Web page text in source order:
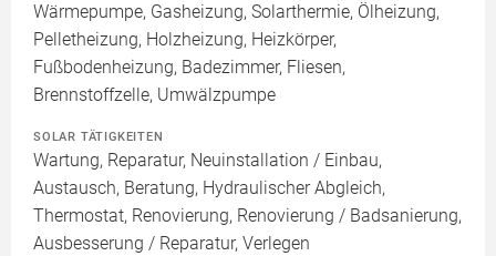
Wärmepumpe, Gasheizung, Solarthermie, Ölheizung,
Pelletheizung, Holzheizung, Heizkörper,
Fußbodenheizung, Badezimmer, Fliesen,
Brennstoffzelle, Umwälzpumpe
SOLAR TÄTIGKEITEN
Wartung, Reparatur, Neuinstallation / Einbau,
Austausch, Beratung, Hydraulischer Abgleich,
Thermostat, Renovierung, Renovierung / Badsanierung,
Ausbesserung / Reparatur, Verlegen